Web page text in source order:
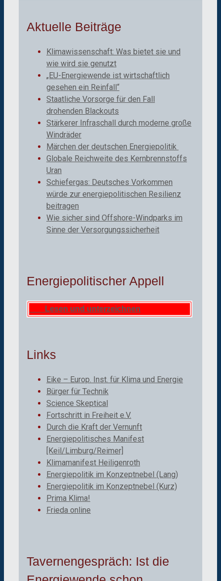
Aktuelle Beiträge
Klimawissenschaft: Was bietet sie und
wie wird sie genutzt
„EU-Energiewende ist wirtschaftlich
gesehen ein Reinfall“
Staatliche Vorsorge für den Fall
drohenden Blackouts
Stärkerer Infraschall durch moderne große
Windräder
Märchen der deutschen Energiepolitik
Globale Reichweite des Kernbrennstoffs
Uran
Schiefergas: Deutsches Vorkommen
würde zur energiepolitischen Resilienz
beitragen
Wie sicher sind Offshore-Windparks im
Sinne der Versorgungssicherheit
Energiepolitischer Appell
Lesen und unterzeichnen
Links
Eike – Europ. Inst. für Klima und Energie
Bürger für Technik
Science Skeptical
Fortschritt in Freiheit e.V.
Durch die Kraft der Vernunft
Energiepolitisches Manifest
[Keil/Limburg/Reimer]
Klimamanifest Heiligenroth
Energiepolitik im Konzeptnebel (Lang)
Energiepolitik im Konzeptnebel (Kurz)
Prima Klima!
Frieda online
Tavernengespräch: Ist die